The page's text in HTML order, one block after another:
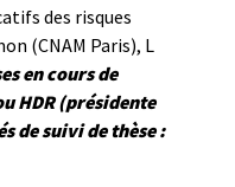
des risques
(CNAM Paris), L
en cours de
HDR (présidente
de suivi de thèse :